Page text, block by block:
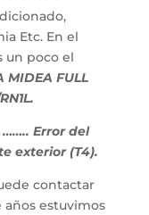
Etc. En el
un poco el
MIDEA FULL
Error del
exterior (T4).
contactar
estuvimos